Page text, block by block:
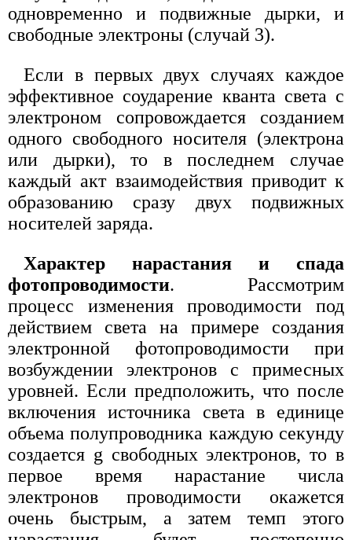
одновременно и подвижные дырки, и
свободные электроны (случай 3).
Если в первых двух случаях каждое
эффективное соударение кванта света с
электроном сопровождается созданием
одного свободного носителя (электрона
или дырки), то в последнем случае
каждый акт взаимодействия приводит к
образованию сразу двух подвижных
носителей заряда.
Характер нарастания и спада
фотопроводимости. Рассмотрим
процесс изменения проводимости под
действием света на примере создания
электронной фотопроводимости при
возбуждении электронов с примесных
уровней. Если предположить, что после
включения источника света в единице
объема полупроводника каждую секунду
создается g свободных электронов, то в
первое время нарастание числа
электронов проводимости окажется
очень быстрым, а затем темп этого